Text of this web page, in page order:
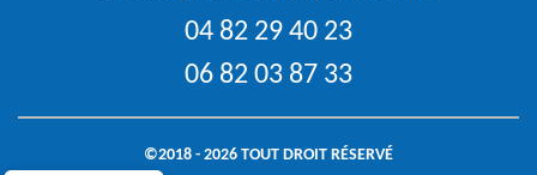
04 82 29 40 23
06 82 03 87 33
©2018 - 2026 TOUT DROIT RÉSERVÉ